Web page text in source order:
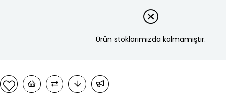
Ürün stoklarımızda kalmamıştır.